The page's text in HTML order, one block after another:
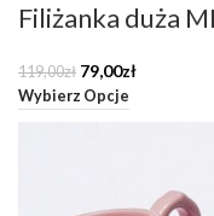
Filiżanka duża
119,00zł Pierwotna
cena
wynosiła:
79,00złAktualna
Wybierz Opcje